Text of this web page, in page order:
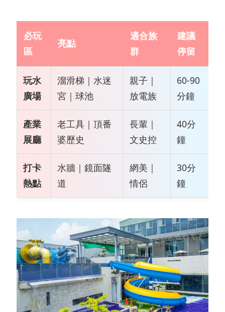
必玩
區
亮點
適合族
群
建議
停留
玩水
廣場
溜滑梯｜水迷
宮｜球池
親子｜
放電族
60-90
分鐘
產業
展廳
老工具｜頂番
婆歷史
長輩｜
文史控
40分
鐘
打卡
熱點
水牆｜鏡面隧
道
網美｜
情侶
30分
鐘